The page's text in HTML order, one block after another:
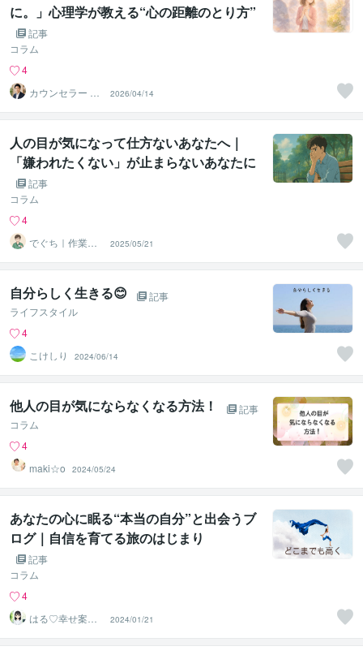
に。」心理学が教える“心の距離のとり方”
記事
コラム
4
カウンセラー ゆ
うすけ
2026/04/14
人の目が気になって仕方ないあなたへ｜
「嫌われたくない」が止まらないあなたに
届けたいこと
記事
コラム
4
でぐち｜作業療
法士
2025/05/21
自分らしく生きる😊
記事
ライフスタイル
4
こけしり
2024/06/14
他人の目が気にならなくなる方法！
記事
コラム
4
maki☆o
2024/05/24
あなたの心に眠る“本当の自分”と出会うブ
ログ｜自信を育てる旅のはじまり
記事
コラム
4
はる♡幸せ案内
人
2024/01/21